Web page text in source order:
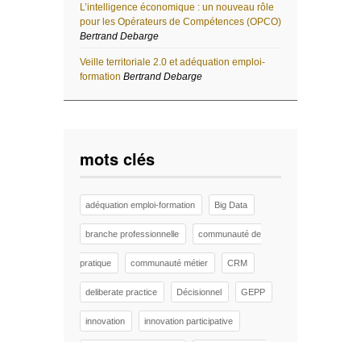
L’intelligence économique : un nouveau rôle
pour les Opérateurs de Compétences (OPCO)
Bertrand Debarge
Veille territoriale 2.0 et adéquation emploi-
formation Bertrand Debarge
mots clés
adéquation emploi-formation Big Data
branche professionnelle communauté de
pratique communauté métier CRM
deliberate practice Décisionnel GEPP
innovation innovation participative